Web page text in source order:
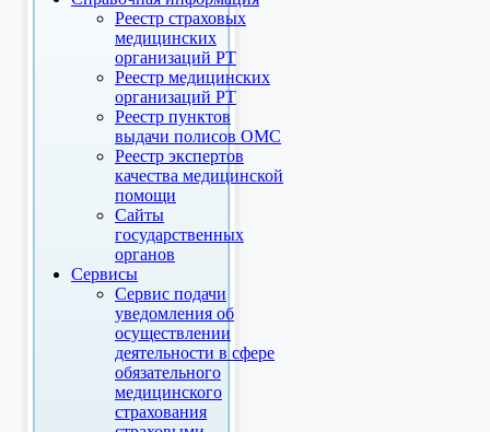
Реестр страховых
медицинских
организаций РТ
Реестр медицинских
организаций РТ
Реестр пунктов
выдачи полисов ОМС
Реестр экспертов
качества медицинской
помощи
Сайты
государственных
органов
Сервисы
Сервис подачи
уведомления об
осуществлении
деятельности в сфере
обязательного
медицинского
страхования